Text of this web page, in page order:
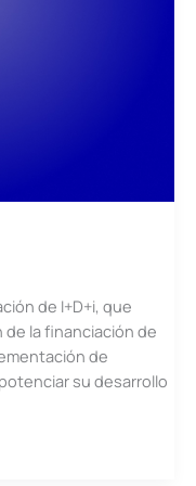
de I+D+i, que
de la financiación de
de
su desarrollo